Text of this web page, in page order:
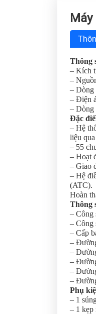
Máy
Thông
– Kích
–
– Dòng
– Điện
– Dòng
Đặc
– Hệ
liệu
– 55
– Hoạt
– Giao
– Hệ
(ATC).
Hoàn
Thông
– Công
– Công
– Cấp
–
–
–
–
–
Phụ
– 1
– 1 kẹp